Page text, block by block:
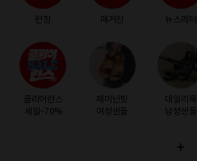
런칭 매거진 뉴스레터
클리어런스
세일~70%
페미닌핏
여성샌들
데일리룩
남성샌들